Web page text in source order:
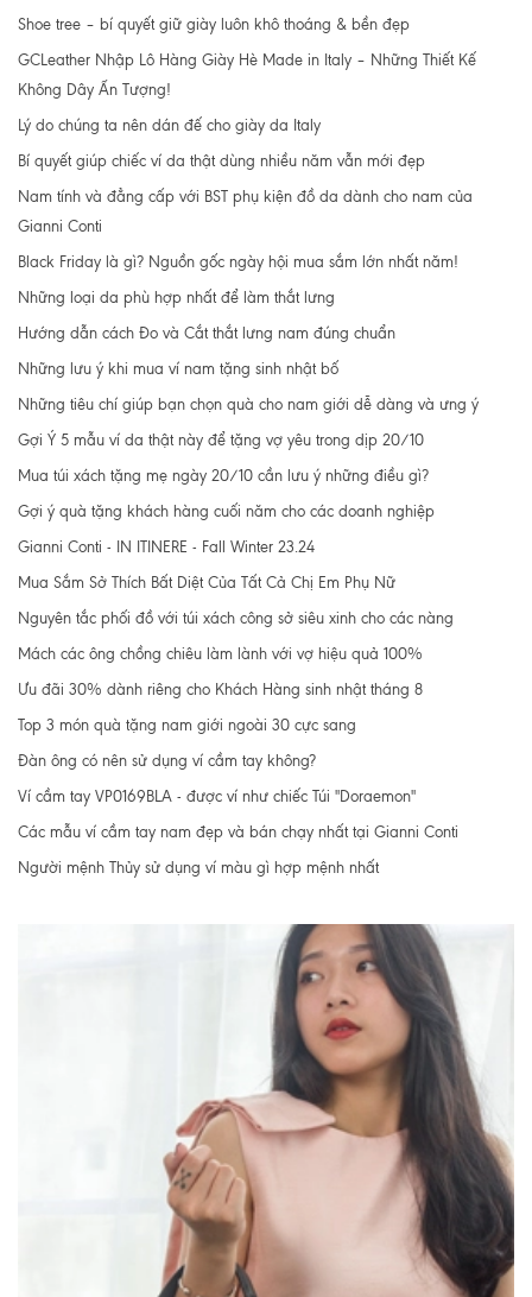
Shoe tree – bí quyết giữ giày luôn khô thoáng & bền đẹp
GCLeather Nhập Lô Hàng Giày Hè Made in Italy – Những Thiết Kế
Không Dây Ấn Tượng!
Lý do chúng ta nên dán đế cho giày da Italy
Bí quyết giúp chiếc ví da thật dùng nhiều năm vẫn mới đẹp
Nam tính và đẳng cấp với BST phụ kiện đồ da dành cho nam của
Gianni Conti
Black Friday là gì? Nguồn gốc ngày hội mua sắm lớn nhất năm!
Những loại da phù hợp nhất để làm thắt lưng
Hướng dẫn cách Đo và Cắt thắt lưng nam đúng chuẩn
Những lưu ý khi mua ví nam tặng sinh nhật bố
Những tiêu chí giúp bạn chọn quà cho nam giới dễ dàng và ưng ý
Gợi Ý 5 mẫu ví da thật này để tặng vợ yêu trong dịp 20/10
Mua túi xách tặng mẹ ngày 20/10 cần lưu ý những điều gì?
Gợi ý quà tặng khách hàng cuối năm cho các doanh nghiệp
Gianni Conti - IN ITINERE - Fall Winter 23.24
Mua Sắm Sở Thích Bất Diệt Của Tất Cả Chị Em Phụ Nữ
Nguyên tắc phối đồ với túi xách công sở siêu xinh cho các nàng
Mách các ông chồng chiêu làm lành với vợ hiệu quả 100%
Ưu đãi 30% dành riêng cho Khách Hàng sinh nhật tháng 8
Top 3 món quà tặng nam giới ngoài 30 cực sang
Đàn ông có nên sử dụng ví cầm tay không?
Ví cầm tay VP0169BLA - được ví như chiếc Túi "Doraemon"
Các mẫu ví cầm tay nam đẹp và bán chạy nhất tại Gianni Conti
Người mệnh Thủy sử dụng ví màu gì hợp mệnh nhất